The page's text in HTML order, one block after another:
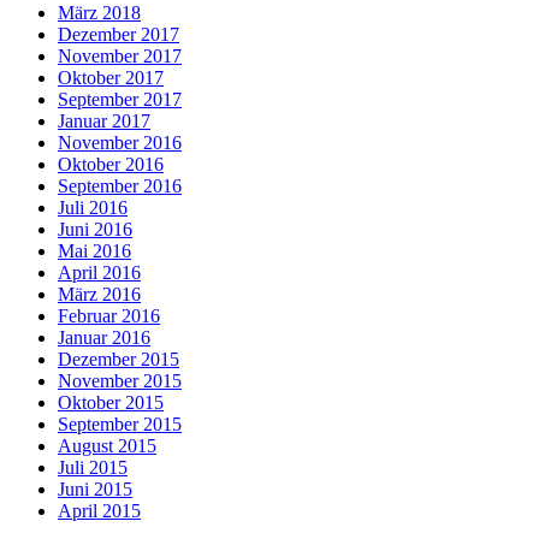
März 2018
Dezember 2017
November 2017
Oktober 2017
September 2017
Januar 2017
November 2016
Oktober 2016
September 2016
Juli 2016
Juni 2016
Mai 2016
April 2016
März 2016
Februar 2016
Januar 2016
Dezember 2015
November 2015
Oktober 2015
September 2015
August 2015
Juli 2015
Juni 2015
April 2015